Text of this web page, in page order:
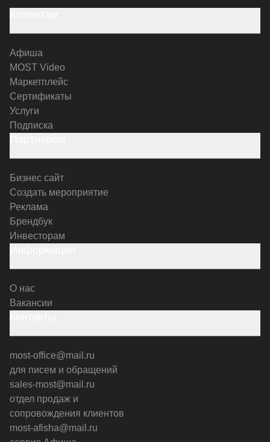
Афиша
MOST Video
Маркетплейс
Сертификаты
Услуги
Подписка
Бизнес сайт
Создать мероприятие
Реклама
Брендбук
Инвесторам
О нас
Вакансии
most-office@mail.ru
для писем и обращений
sales-most@mail.ru
отдел продаж и
сопровождения клиентов
most-afisha@mail.ru